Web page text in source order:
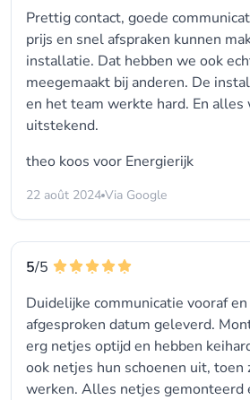
Prettig contact, goede
prijs en snel afspraken kunnen
installatie. Dat hebben we ook
meegemaakt bij anderen. De
en het team werkte hard. En alles
uitstekend.
theo koos voor Energierijk
22 août 2024 Via Google
5/5
Duidelijke communicatie vooraf
afgesproken datum geleverd.
erg netjes optijd en hebben
ook netjes hun schoenen uit, toen
werken. Alles netjes gemonteerd